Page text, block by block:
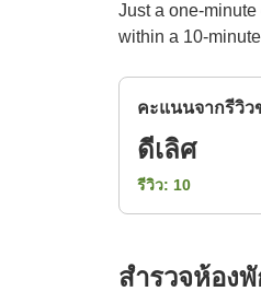
Just a one-
within a 10-
คะแนนจากรีวิว
ดีเลิศ
รีวิว: 10
สำรวจห้อง